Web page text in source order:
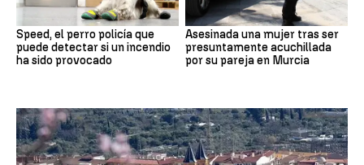
Speed, el perro policía que
puede detectar si un incendio
ha sido provocado
Asesinada una mujer tras ser
presuntamente acuchillada
por su pareja en Murcia